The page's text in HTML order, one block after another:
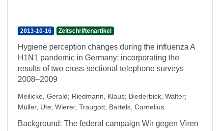
2013-10-16 Zeitschriftenartikel
Hygiene perception changes during the influenza A
H1N1 pandemic in Germany: incorporating the
results of two cross-sectional telephone surveys
2008–2009
Meilicke, Gerald; Riedmann, Klaus; Biederbick, Walter;
Müller, Ute; Wierer, Traugott; Bartels, Cornelius
Background: The federal campaign Wir gegen Viren